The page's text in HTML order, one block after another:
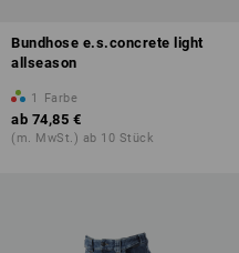
Bundhose e.s.concrete light
allseason
1 Farbe
ab 74,85 €
(m. MwSt.) ab 10 Stück